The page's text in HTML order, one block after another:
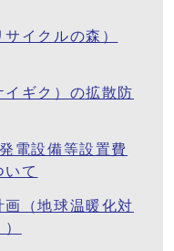
イクルの森）
ギク）の拡散防
電設備等設置費
いて
（地球温暖化対